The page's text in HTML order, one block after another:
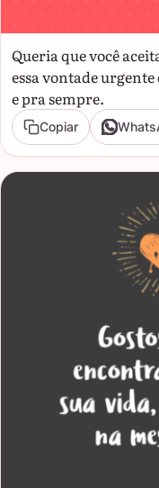
Queria que você
essa vontade
e pra sempre.
Copiar